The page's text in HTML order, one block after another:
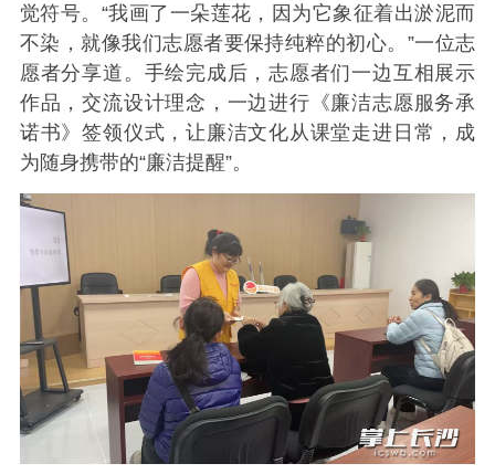
觉符号。“我画了一朵莲花，因为它象征着出淤泥而
不染，就像我们志愿者要保持纯粹的初心。”一位志
愿者分享道。手绘完成后，志愿者们一边互相展示
作品，交流设计理念，一边进行《廉洁志愿服务承
诺书》签领仪式，让廉洁文化从课堂走进日常，成
为随身携带的“廉洁提醒”。